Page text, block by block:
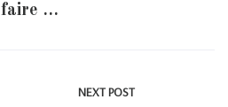
faire …
NEXT POST